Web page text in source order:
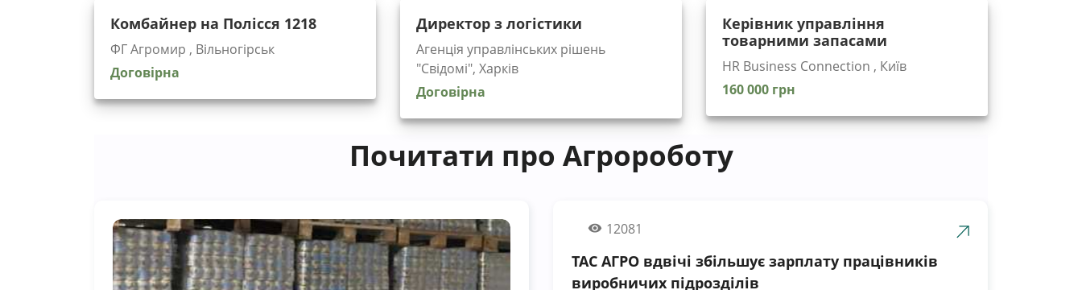
Комбайнер на Полісся 1218
ФГ Агромир , Вільногірськ
Договірна
Директор з логістики
Агенція управлінських рішень
"Cвідомі", Харків
Договірна
Керівник управління
товарними запасами
HR Business Connection , Київ
160 000 грн
Почитати про Агророботу
12081
ТАС АГРО вдвічі збільшує зарплату працівників
виробничих підрозділів